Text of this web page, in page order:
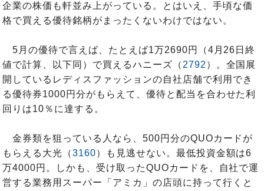
企業の株価も軒並み上がっている。とはいえ、手頃な価
格で買える優待銘柄がまったくないわけではない。
5月の優待で言えば、たとえば1万2690円（4月26日終
値で計算、以下同）で買えるハニーズ（ 2792 ）。全国展
開しているレディスファッションの自社店舗で利用でき
る優待券1000円分がもらえて、優待と配当を合わせた利
回りは10％に達する。
金券類を狙っている人なら、500円分のQUOカードが
もらえる大光（3160）も見逃せない。最低投資金額は6
万4000円。しかも、受け取ったQUOカードを、自社で運
営する業務用スーパー「アミカ」の店頭に持って行くと